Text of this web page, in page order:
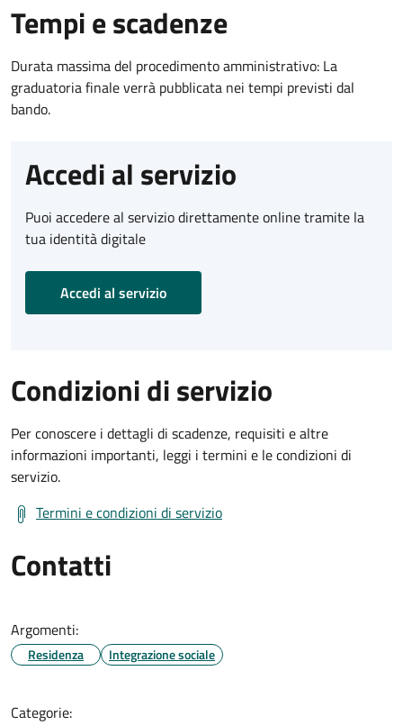
Tempi e scadenze
Durata massima del procedimento amministrativo: La
graduatoria finale verrà pubblicata nei tempi previsti dal
bando.
Accedi al servizio
Puoi accedere al servizio direttamente online tramite la
tua identità digitale
Accedi al servizio
Condizioni di servizio
Per conoscere i dettagli di scadenze, requisiti e altre
informazioni importanti, leggi i termini e le condizioni di
servizio.
Termini e condizioni di servizio
Contatti
Argomenti:
Residenza Integrazione sociale
Categorie: